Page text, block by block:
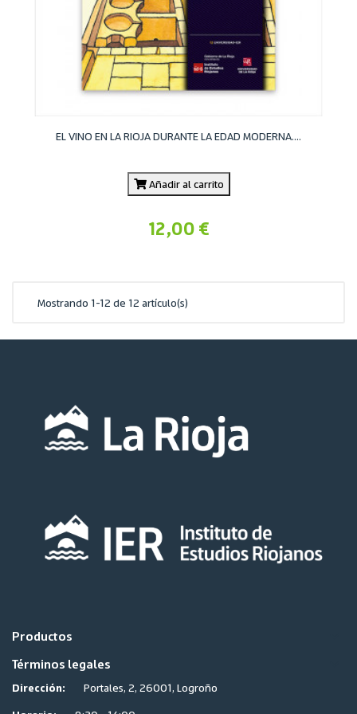
EL VINO EN LA RIOJA DURANTE LA EDAD MODERNA....
Añadir al carrito
12,00 €
Mostrando 1-12 de 12 artículo(s)
Productos
Términos legales
Dirección:
Portales, 2, 26001, Logroño